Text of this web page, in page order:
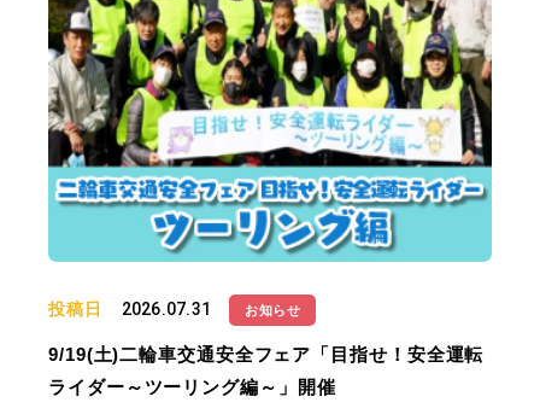
投稿日 2026.07.31 お知らせ
9/19(土)二輪車交通安全フェア「目指せ！安全運転
ライダー～ツーリング編～」開催